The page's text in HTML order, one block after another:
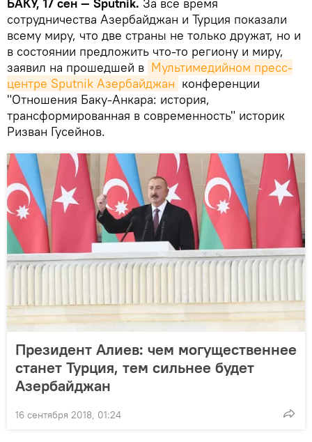
сотрудничества Азербайджан и Турция показали
всему миру, что две страны не только дружат, но и
в состоянии предложить что-то региону и миру,
заявил на прошедшей в Мультимедийном пресс-
центре Sputnik Азербайджан конференции
"Отношения Баку-Анкара: история,
трансформированная в современность" историк
Ризван Гусейнов.
Президент Алиев: чем могущественнее
станет Турция, тем сильнее будет
Азербайджан
16 сентября 2018, 01:24